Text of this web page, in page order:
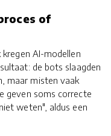
of
AI-modellen
de bots slaagden
maar misten vaak
geven soms correcte
weten", aldus een